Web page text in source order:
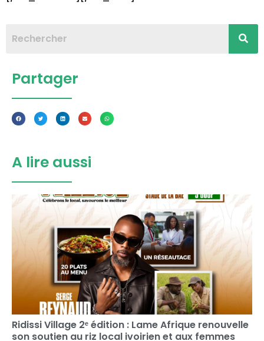
Partager
A lire aussi
Ridissi Village 2ᵉ édition : Lame Afrique renouvelle
son soutien au riz local ivoirien et aux femmes